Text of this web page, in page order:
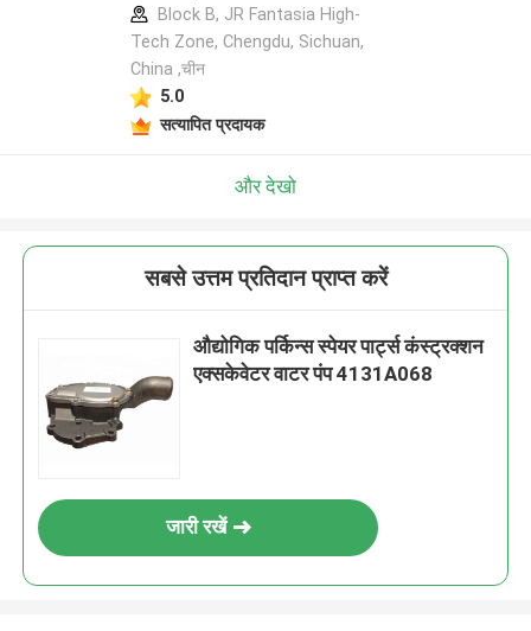
Block B, JR Fantasia High-
Tech Zone, Chengdu, Sichuan,
China ,चीन
5.0
सत्यापित प्रदायक
और देखो
सबसे उत्तम प्रतिदान प्राप्त करें
औद्योगिक पर्किन्स स्पेयर पार्ट्स कंस्ट्रक्शन
एक्सकेवेटर वाटर पंप 4131A068
जारी रखें